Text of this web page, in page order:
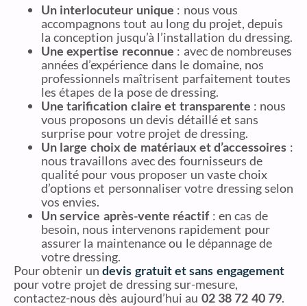
Un interlocuteur unique : nous vous
accompagnons tout au long du projet, depuis
la conception jusqu’à l’installation du dressing.
Une expertise reconnue : avec de nombreuses
années d’expérience dans le domaine, nos
professionnels maîtrisent parfaitement toutes
les étapes de la pose de dressing.
Une tarification claire et transparente : nous
vous proposons un devis détaillé et sans
surprise pour votre projet de dressing.
Un large choix de matériaux et d’accessoires :
nous travaillons avec des fournisseurs de
qualité pour vous proposer un vaste choix
d’options et personnaliser votre dressing selon
vos envies.
Un service après-vente réactif: en cas de
besoin, nous intervenons rapidement pour
assurer la maintenance ou le dépannage de
votre dressing.
Pour obtenir undevis gratuit et sans engagement
pour votre projet de dressing sur-mesure,
contactez-nous dès aujourd’hui au 02 38 72 40 79.